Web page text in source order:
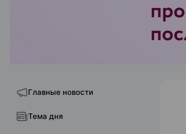
Главные новости
Тема дня